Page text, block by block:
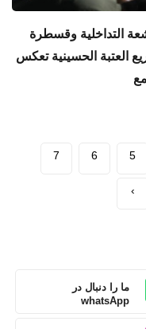
التداخلية وقسطرة
العتبة الحسينية تعكس
5
6
7
›
ما را دنبال در
whatsApp